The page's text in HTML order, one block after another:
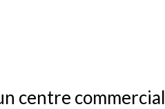
centre commercial